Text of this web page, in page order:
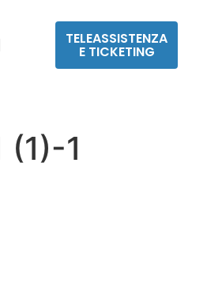
TELEASSISTENZA
E TICKETING
(1)-1